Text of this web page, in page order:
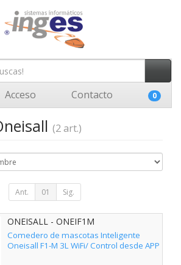
Acceso Contacto 0
(2 art.)
Ant. 01 Sig.
ONEISALL - ONEIF1M
Comedero de mascotas Inteligente
Oneisall F1-M 3L WiFi/ Control desde APP